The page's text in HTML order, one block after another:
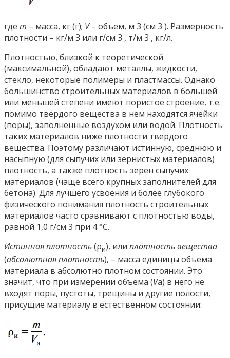
где m – масса, кг (г); V– объем, м 3 (см 3 ). Размерность
плотности – кг/м 3 или г/см 3 , т/м 3 , кг/л.
Плотностью, близкой к теоретической
(максимальной), обладают металлы, жидкости,
стекло, некоторые полимеры и пластмассы. Однако
большинство строительных материалов в большей
или меньшей степени имеют пористое строение, т.е.
помимо твердого вещества в нем находятся ячейки
(поры), заполненные воздухом или водой. Плотность
таких материалов ниже плотности твердого
вещества. Поэтому различают истинную, среднюю и
насыпную (для сыпучих или зернистых материалов)
плотность, а также плотность зерен сыпучих
материалов (чаще всего крупных заполнителей для
бетона). Для лучшего усвоения и более глубокого
физического понимания плотность строительных
материалов часто сравнивают с плотностью воды,
равной 1,0 г/см 3 при 4 °С.
Истинная плотность(ρи), или плотность вещества
(абсолютная плотность), – масса единицы объема
материала в абсолютно плотном состоянии. Это
значит, что при измерении объема (Va) в него не
входят поры, пустоты, трещины и другие полости,
присущие материалу в естественном состоянии: